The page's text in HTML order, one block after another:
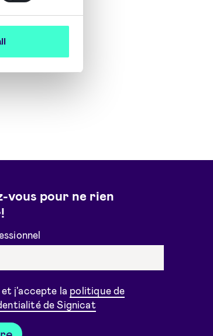
vous pour ne rien
et j'accepte la politique de
de Signicat